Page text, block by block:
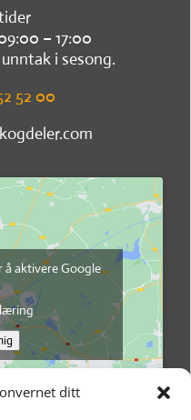
ditt
– 17:00
i sesong.
52 00
å aktivere Google